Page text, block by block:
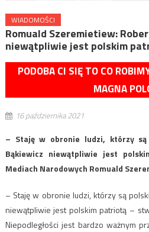
WIADOMOŚCI
Romuald Szeremietiew:
niewątpliwie jest polskim
PODOBA CI SIĘ TO CO
MAGNA
16 października 2021
– Staję w obronie ludzi, którzy
Bąkiewicz niewątpliwie jest
Mediach Narodowych Romuald
– Staję w obronie ludzi, którzy są
niewątpliwie jest polskim patriotą –
Niepodległości jest bardzo ważnym